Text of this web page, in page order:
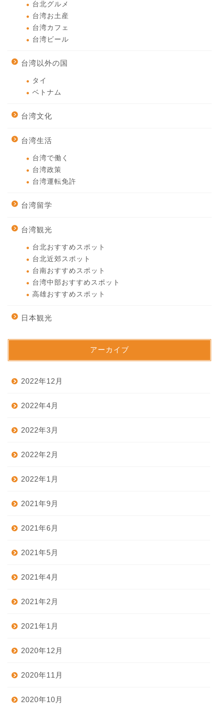
台北グルメ
台湾お土産
台湾カフェ
台湾ビール
台湾以外の国
タイ
ベトナム
台湾文化
台湾生活
台湾で働く
台湾政策
台湾運転免許
台湾留学
台湾観光
台北おすすめスポット
台北近郊スポット
台南おすすめスポット
台湾中部おすすめスポット
高雄おすすめスポット
日本観光
アーカイブ
2022年12月
2022年4月
2022年3月
2022年2月
2022年1月
2021年9月
2021年6月
2021年5月
2021年4月
2021年2月
2021年1月
2020年12月
2020年11月
2020年10月